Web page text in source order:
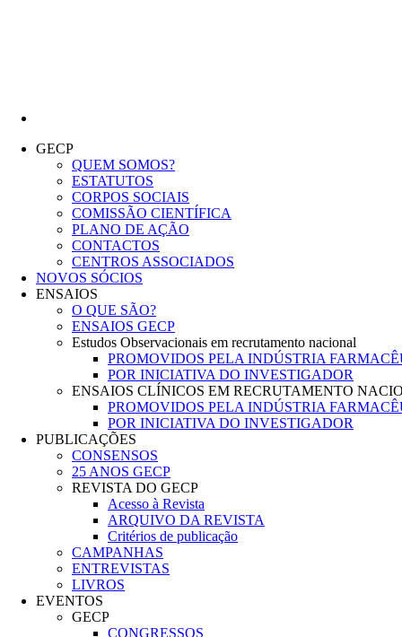
GECP
QUEM SOMOS?
ESTATUTOS
CORPOS SOCIAIS
COMISSÃO CIENTÍFICA
PLANO DE AÇÃO
CONTACTOS
CENTROS ASSOCIADOS
NOVOS SÓCIOS
ENSAIOS
O QUE SÃO?
ENSAIOS GECP
Estudos Observacionais em recrutamento nacional
PROMOVIDOS PELA INDÚSTRIA
POR INICIATIVA DO INVESTIGADOR
ENSAIOS CLÍNICOS EM RECRUTAMENTO
PROMOVIDOS PELA INDÚSTRIA
POR INICIATIVA DO INVESTIGADOR
PUBLICAÇÕES
CONSENSOS
25 ANOS GECP
REVISTA DO GECP
Acesso à Revista
ARQUIVO DA REVISTA
Critérios de publicação
CAMPANHAS
ENTREVISTAS
LIVROS
EVENTOS
GECP
CONGRESSOS